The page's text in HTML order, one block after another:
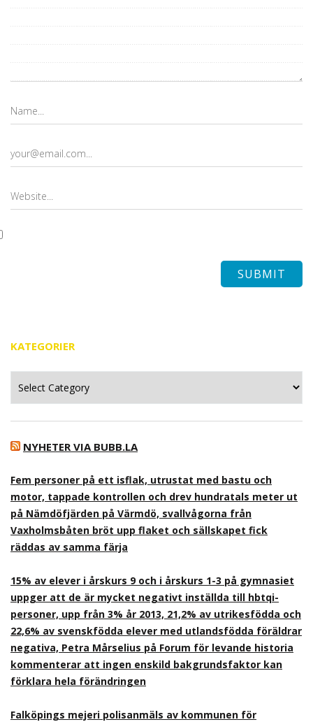
KATEGORIER
NYHETER VIA BUBB.LA
Fem personer på ett isflak, utrustat med bastu och
motor, tappade kontrollen och drev hundratals meter ut
på Nämdöfjärden på Värmdö, svallvågorna från
Vaxholmsbåten bröt upp flaket och sällskapet fick
räddas av samma färja
15% av elever i årskurs 9 och i årskurs 1-3 på gymnasiet
uppger att de är mycket negativt inställda till hbtqi-
personer, upp från 3% år 2013, 21,2% av utrikesfödda och
22,6% av svenskfödda elever med utlandsfödda föräldrar
negativa, Petra Mårselius på Forum för levande historia
kommenterar att ingen enskild bakgrundsfaktor kan
förklara hela förändringen
Falköpings mejeri polisanmäls av kommunen för